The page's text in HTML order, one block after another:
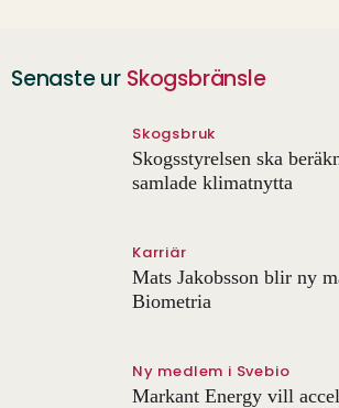
Senaste ur Skogsbränsle
Skogsbruk
Skogsstyrelsen ska
samlade klimatnytta
Karriär
Mats Jakobsson blir ny
Biometria
Ny medlem i Svebio
Markant Energy vill